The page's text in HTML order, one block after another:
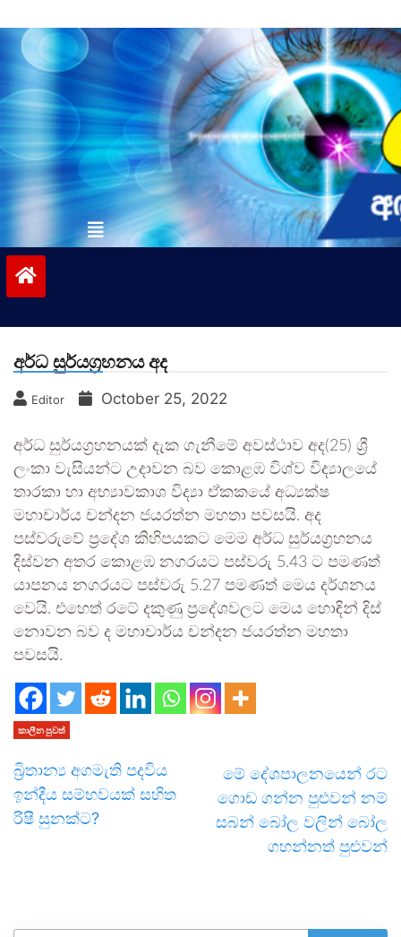
to
contentvinivida.lk
අර්ධ සුර්යග්‍රහනය අද
Editor October 25, 2022
අර්ධ සුර්යග්‍රහනයක් දැක ගැනීමේ අවස්ථාව අද(25) ශ්‍රී
ලංකා වැසියන්ට උදාවන බව කොළඹ විශ්ව විද්‍යාලයේ
තාරකා හා අභ්‍යාවකාශ විද්‍යා ඒකකයේ අධ්‍යක්ෂ
මහාචාර්ය චන්දන ජයරත්න මහතා පවසයි. අද
පස්වරුවේ ප්‍රදේශ කිහිපයකට මෙම අර්ධ සුර්යග්‍රහනය
දිස්වන අතර කොළඹ නගරයට පස්වරු 5.43 ට පමණත්
යාපනය නගරයට පස්වරු 5.27 පමණත් මෙය දර්ශනය
වෙයි. එහෙත් රටේ දකුණු ප්‍රදේශවලට මෙය හොඳින් දිස්
නොවන බව ද මහාචාර්ය චන්දන ජයරත්න මහතා
පවසයි.
කාලීන පුවත්
බ්‍රිතාන්‍ය අගමැති පදවිය
ඉන්දීය සම්භවයක් සහිත
රිෂී සුනක්ට?
මේ දේශපාලනයෙන් රට
ගොඩ ගන්න පුළුවන් නම්
සබන් බෝල වලින් බෝල
ගහන්නත් පුළුවන්